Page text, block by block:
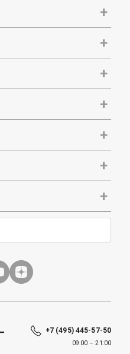
+7 (495) 445-57-50
09:00 – 21:00